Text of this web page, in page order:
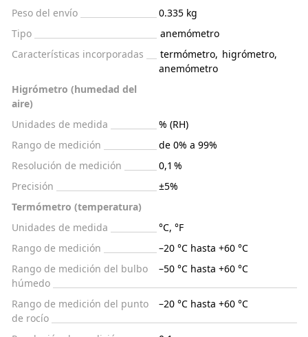
Peso del envío
0.335 kg
Tipo
anemómetro
Características incorporadas
termómetro, higrómetro,
anemómetro
Higrómetro (humedad del
aire)
Unidades de medida
% (RH)
Rango de medición
de 0% a 99%
Resolución de medición
0,1 %
Precisión
±5%
Termómetro (temperatura)
Unidades de medida
°C, °F
Rango de medición
–20 °C hasta +60 °C
Rango de medición del bulbo
húmedo
–50 °C hasta +60 °C
Rango de medición del punto
de rocío
–20 °C hasta +60 °C